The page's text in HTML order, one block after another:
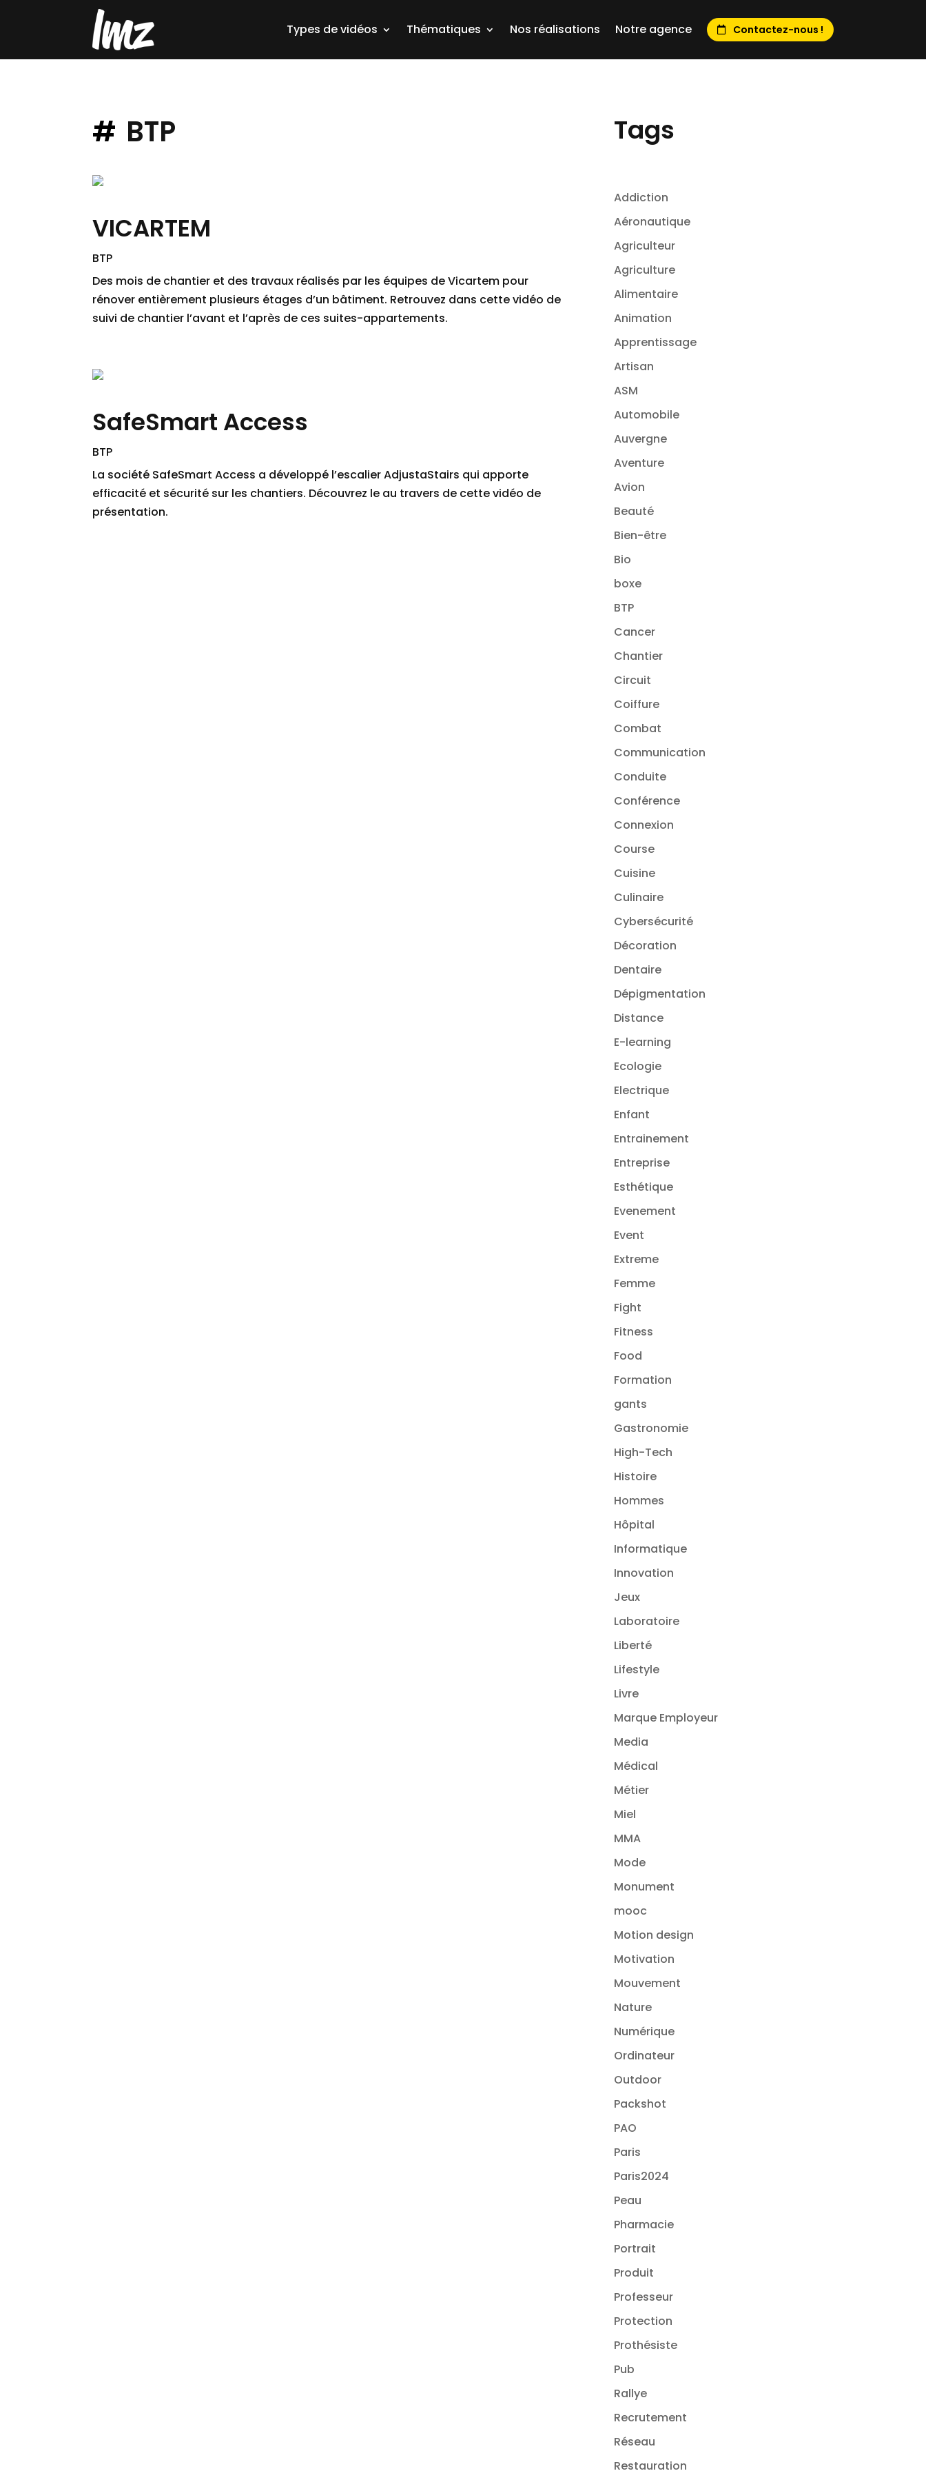
Types de vidéos Thématiques Nos réalisations Notre agence Contactez-nous !
BTP
VICARTEM
BTP
Des mois de chantier et des travaux réalisés par les équipes de Vicartem pour
rénover entièrement plusieurs étages d’un bâtiment. Retrouvez dans cette vidéo de
suivi de chantier l’avant et l’après de ces suites-appartements.
SafeSmart Access
BTP
La société SafeSmart Access a développé l’escalier AdjustaStairs qui apporte
efficacité et sécurité sur les chantiers. Découvrez le au travers de cette vidéo de
présentation.
Tags
Addiction
Aéronautique
Agriculteur
Agriculture
Alimentaire
Animation
Apprentissage
Artisan
ASM
Automobile
Auvergne
Aventure
Avion
Beauté
Bien-être
Bio
boxe
BTP
Cancer
Chantier
Circuit
Coiffure
Combat
Communication
Conduite
Conférence
Connexion
Course
Cuisine
Culinaire
Cybersécurité
Décoration
Dentaire
Dépigmentation
Distance
E-learning
Ecologie
Electrique
Enfant
Entrainement
Entreprise
Esthétique
Evenement
Event
Extreme
Femme
Fight
Fitness
Food
Formation
gants
Gastronomie
High-Tech
Histoire
Hommes
Hôpital
Informatique
Innovation
Jeux
Laboratoire
Liberté
Lifestyle
Livre
Marque Employeur
Media
Médical
Métier
Miel
MMA
Mode
Monument
mooc
Motion design
Motivation
Mouvement
Nature
Numérique
Ordinateur
Outdoor
Packshot
PAO
Paris
Paris2024
Peau
Pharmacie
Portrait
Produit
Professeur
Protection
Prothésiste
Pub
Rallye
Recrutement
Réseau
Restauration